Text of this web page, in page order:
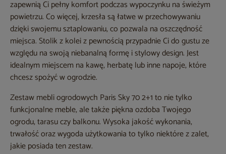
zapewnią Ci pełny komfort podczas wypoczynku na świeżym
powietrzu. Co więcej, krzesła są łatwe w przechowywaniu
dzięki swojemu sztaplowaniu, co pozwala na oszczędność
miejsca. Stolik z kolei z pewnością przypadnie Ci do gustu ze
względu na swoją niebanalną formę i stylowy design. Jest
idealnym miejscem na kawę, herbatę lub inne napoje, które
chcesz spożyć w ogrodzie.
Zestaw mebli ogrodowych Paris Sky 70 2+1 to nie tylko
funkcjonalne meble, ale także piękna ozdoba Twojego
ogrodu, tarasu czy balkonu. Wysoka jakość wykonania,
trwałość oraz wygoda użytkowania to tylko niektóre z zalet,
jakie posiada ten zestaw.